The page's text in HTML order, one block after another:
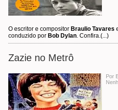
O escritor e compositor Braulio Tavares
conduzido por Bob Dylan. Confira.(...)
Zazie no Metrô
Por